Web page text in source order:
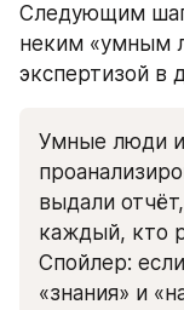
Следующим
неким
экспертизой в
Умные люди
выдали
каждый, кто
Спойлер:
«знания» и